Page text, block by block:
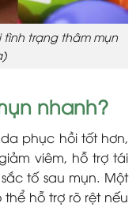
trạng thâm mụn
nhanh?
phục hồi tốt hơn,
viêm, hỗ trợ tái
tố sau mụn. Một
hỗ trợ rõ rệt nếu